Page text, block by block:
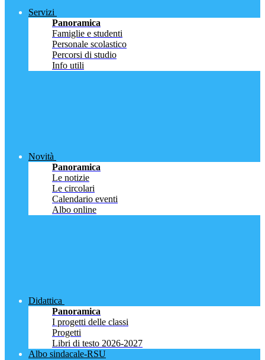
Servizi
Panoramica
Famiglie e studenti
Personale scolastico
Percorsi di studio
Info utili
Novità
Panoramica
Le notizie
Le circolari
Calendario eventi
Albo online
Didattica
Panoramica
I progetti delle classi
Progetti
Libri di testo 2026-2027
Albo sindacale-RSU